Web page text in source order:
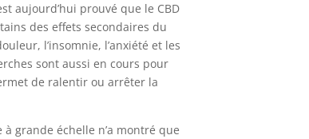
aujourd’hui prouvé que le CBD
des effets secondaires du
l’insomnie, l’anxiété et les
sont aussi en cours pour
de ralentir ou arrêter la
grande échelle n’a montré que